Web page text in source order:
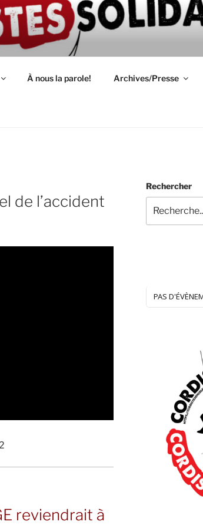
lutte, entraide, partage d'infos et
À nous la parole! Archives/Presse
de l’accident
reviendrait à
Rechercher
PAS